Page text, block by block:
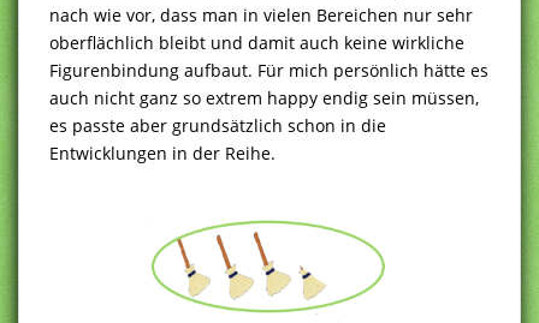
nach wie vor, dass man in vielen Bereichen nur sehr
oberflächlich bleibt und damit auch keine wirkliche
Figurenbindung aufbaut. Für mich persönlich hätte es
auch nicht ganz so extrem happy endig sein müssen,
es passte aber grundsätzlich schon in die
Entwicklungen in der Reihe.